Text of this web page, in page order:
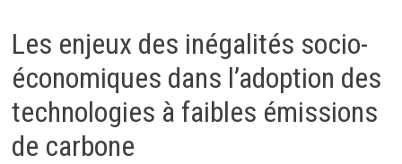
Les enjeux des inégalités socio-
économiques dans l’adoption des
technologies à faibles émissions
de carbone